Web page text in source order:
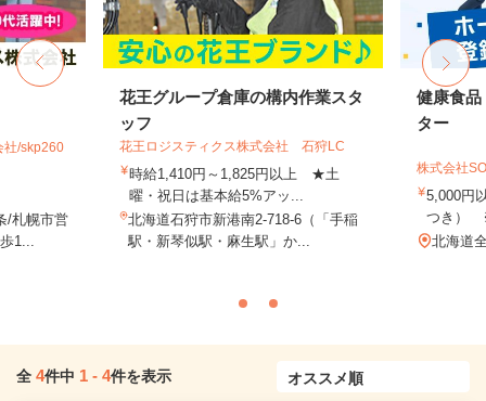
社/skp260
/札幌市営
1...
花王グループ倉庫の構内作業スタ
ッフ
花王ロジスティクス株式会社 石狩LC
時給1,410円～1,825円以上 ★土
曜・祝日は基本給5%アッ...
北海道石狩市新港南2-718-6（「手稲
駅・新琴似駅・麻生駅」か...
健康食品
ター
株式会社
5,000円
つき）
北海道
全 4件中 1 - 4件を表示